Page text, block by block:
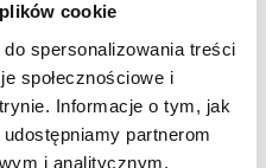
cookie
spersonalizowania treści
społecznościowe i
Informacje o tym, jak
partnerom
i analitycznym.
się do zabawy i
model porusza się